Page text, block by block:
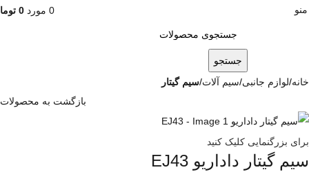
منو 0 مورد 0
جستجو
خانه لوازم جانبی سیم آلات سیم گیتار
بازگشت به محصولات
برای بزرگنمایی کلیک کنید
سیم گیتار داداریو EJ43